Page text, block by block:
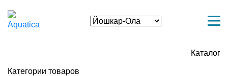
Каталог
Категории товаров